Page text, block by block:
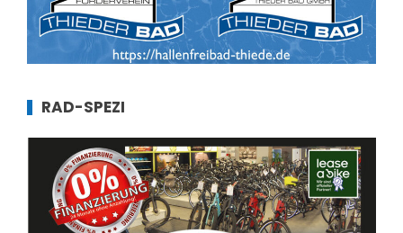
RAD-SPEZI